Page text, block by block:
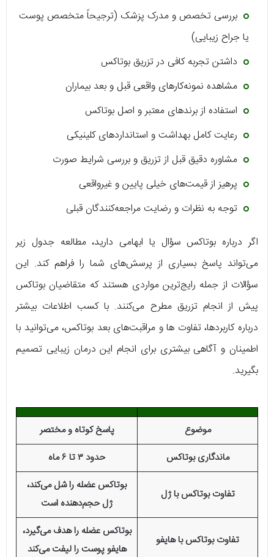
بررسی تخصص و مدرک پزشک (ترجیحاً متخصص پوست
یا جراح زیبایی)
داشتن تجربه کافی در تزریق بوتاکس
مشاهده نمونه‌کارهای واقعی قبل و بعد بیماران
استفاده از برندهای معتبر و اصل بوتاکس
رعایت کامل بهداشت و استانداردهای کلینیکی
مشاوره دقیق قبل از تزریق و بررسی شرایط صورت
پرهیز از قیمت‌های خیلی پایین و غیرواقعی
توجه به نظرات و رضایت مراجعه‌کنندگان قبلی
اگر درباره بوتاکس سؤال یا ابهامی دارید، مطالعه جدول زیر
می‌تواند پاسخ بسیاری از پرسش‌های شما را فراهم کند. این
سؤالات از جمله رایج‌ترین مواردی هستند که متقاضیان بوتاکس
پیش از انجام تزریق مطرح می‌کنند. با کسب اطلاعات بیشتر
درباره کاربردها، تفاوت ها و مراقبت‌های بعد بوتاکس، می‌توانید با
اطمینان و آگاهی بیشتری برای انجام این درمان زیبایی تصمیم
بگیرید.
موضوع
پاسخ کوتاه و مختصر
ماندگاری بوتاکس
حدود ۳ تا ۶ ماه
تفاوت بوتاکس با ژل
بوتاکس عضله را شل می‌کند،
ژل حجم‌دهنده است
تفاوت بوتاکس با هایفو
بوتاکس عضله را هدف می‌گیرد،
هایفو پوست را لیفت می‌کند